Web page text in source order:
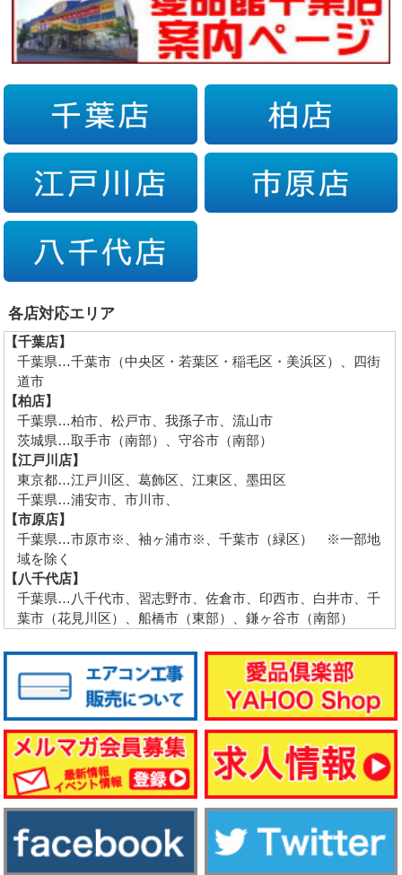
各店対応エリア
【千葉店】
千葉県…千葉市（中央区・若葉区・稲毛区・美浜区）、四街
道市
【柏店】
千葉県…柏市、松戸市、我孫子市、流山市
茨城県…取手市（南部）、守谷市（南部）
【江戸川店】
東京都…江戸川区、葛飾区、江東区、墨田区
千葉県…浦安市、市川市、
【市原店】
千葉県…市原市※、袖ヶ浦市※、千葉市（緑区） ※一部地
域を除く
【八千代店】
千葉県…八千代市、習志野市、佐倉市、印西市、白井市、千
葉市（花見川区）、船橋市（東部）、鎌ヶ谷市（南部）